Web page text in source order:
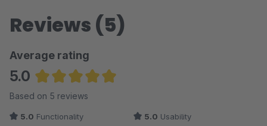
Reviews (5)
Average rating
5.0
Average rating of 5 out of 5 stars
Based on 5 reviews
5.0 Functionality 5.0 Usability